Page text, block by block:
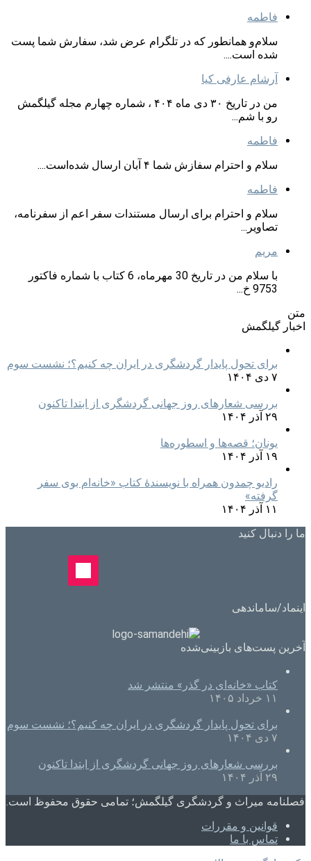
فاطمه
سلام‌و همانطور که در تلگرام عرض شد، سفارش شما پست
شده است....
آرشام عارفی کیا
من در تاریخ ۳۰ دی ماه ۴۰۴ ، شماره چهارم مجله گیلگمش
رو با شم...
فاطمه
سلام و احترام سفازش شما ۴ آبان ارسال شده‌است....
فاطمه
سلام و احترام برای ارسال مستندات سفر اعم از سفرنامه،
تصاویر...
مریم
با سلام من در تاریخ 30 مهرماه، 6 کتاب با شماره فاکتور
9753 خ...
متن
اخبار گیلگمش
برای تحول پایدار گردشگری در ایران چه کنیم؟؛ نشست سوم
۷ دی ۱۴۰۴
بررسی شعارهای روز جهانی گردشگری از ابتدا تاکنون
۲۹ آذر ۱۴۰۴
یونان؛ قصه‌ها و اسطوره‌ها
۱۹ آذر ۱۴۰۴
رادیو چمدون همراه با نویسندهٔ کتاب «خانه‌ام بوی سفر
گرفته»
۱۱ آذر ۱۴۰۴
ما را دنبال کنید
اینماد/ساماندهی
آخرین پست‌های بازبینی‌شده
کتاب «خانه‌ای در گذر» منتشر شد
۱۱ خرداد ۱۴۰۵
برای تحول پایدار گردشگری در ایران چه کنیم؟؛ نشست سوم
۷ دی ۱۴۰۴
بررسی شعارهای روز جهانی گردشگری از ابتدا تاکنون
۲۹ آذر ۱۴۰۴
فصلنامه میراث و گردشگری گیلگمش؛ تمامی حقوق محفوظ است.
قوانین و مقررات
تماس با ما